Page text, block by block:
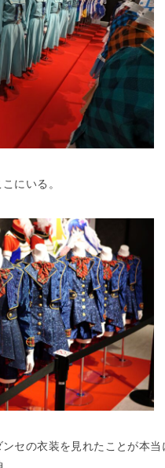
にいる。
セの衣装を見れたことが本当